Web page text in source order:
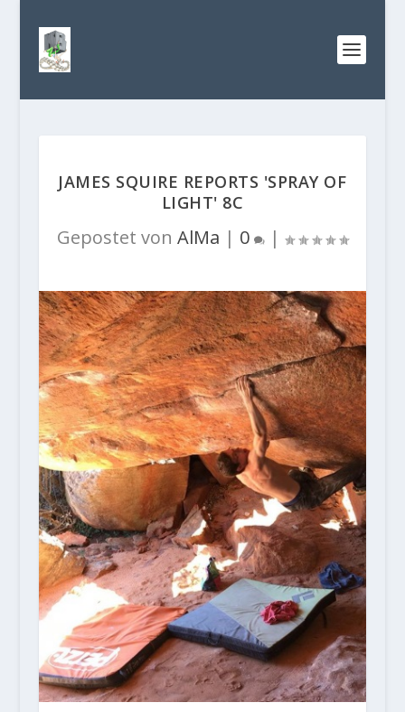
JAMES SQUIRE REPORTS 'SPRAY OF
LIGHT' 8C
Gepostet von AlMa | 0 |